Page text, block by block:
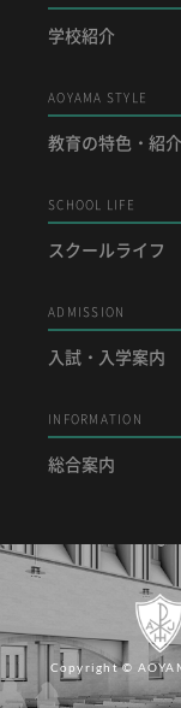
学校紹介
AOYAMA STYLE
教育の特色・紹介
SCHOOL LIFE
スクールライフ
ADMISSION
入試・入学案内
INFORMATION
総合案内
Copyright ©